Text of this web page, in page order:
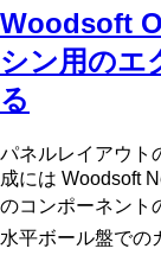
Woodsoft
シン用のエ
る
パネルレイアウト
成には Woodsoft
のコンポーネント
水平ボール盤での